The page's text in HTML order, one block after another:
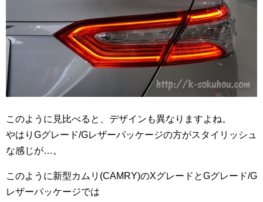
このように見比べると、デザインも異なりますよね。
やはりGグレード/Gレザーパッケージの方がスタイリッシュ
な感じが…。
このように新型カムリ(CAMRY)のXグレードとGグレード/G
レザーパッケージでは